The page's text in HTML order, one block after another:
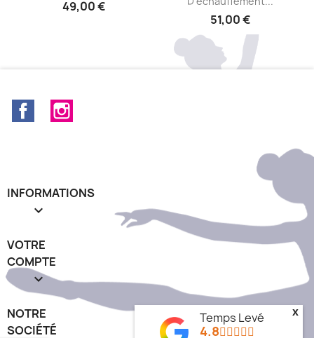
49,00 €
51,00 €
Facebook
INFORMATIONS

VOTRE
COMPTE

NOTRE
SOCIÉTÉ
Temps Levé
4.8
x